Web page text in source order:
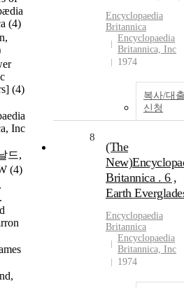
(4)
(4)
Inc
드,
(4)
Encyclopaedia
Britannica
Encyclopaedia
Britannica, Inc
1974
복사/대
신청
8
(The
Britannica . 6 ,
Earth
Encyclopaedia
Britannica
Encyclopaedia
Britannica, Inc
1974